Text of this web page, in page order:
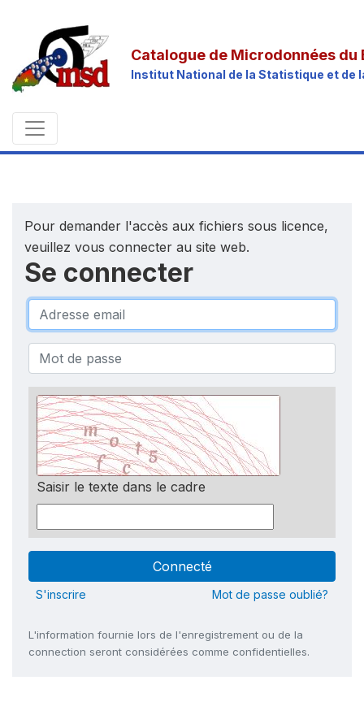
Catalogue de Microdonnées du
Institut National de la Statistique et de
Pour demander l'accès aux fichiers sous licence,
veuillez vous connecter au site web.
Se connecter
Saisir le texte dans le cadre
S'inscrire Mot de passe oublié?
L'information fournie lors de l'enregistrement ou de la
connection seront considérées comme confidentielles.